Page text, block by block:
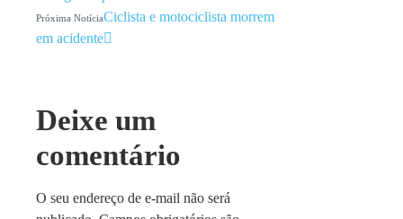
Próxima NotíciaCiclista e motociclista morrem
em acidente
Deixe um
comentário
O seu endereço de e-mail não será